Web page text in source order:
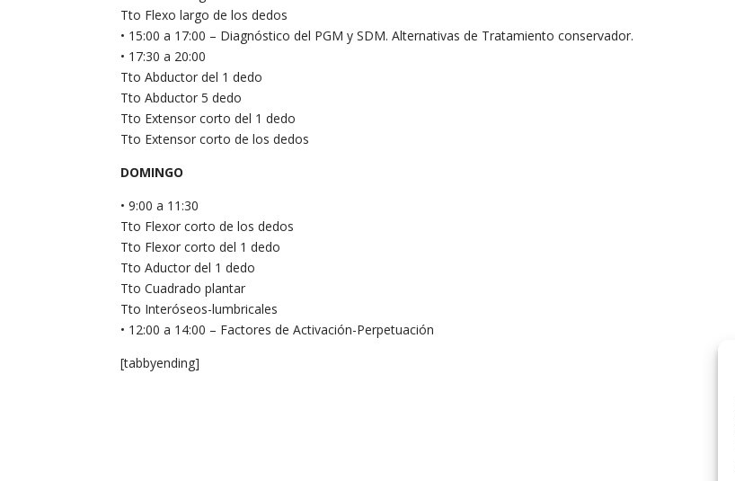
Tto Flexo largo de los dedos
• 15:00 a 17:00 – Diagnóstico del PGM y SDM. Alternativas de Tratamiento conservador.
• 17:30 a 20:00
Tto Abductor del 1 dedo
Tto Abductor 5 dedo
Tto Extensor corto del 1 dedo
Tto Extensor corto de los dedos
DOMINGO
• 9:00 a 11:30
Tto Flexor corto de los dedos
Tto Flexor corto del 1 dedo
Tto Aductor del 1 dedo
Tto Cuadrado plantar
Tto Interóseos-lumbricales
• 12:00 a 14:00 – Factores de Activación-Perpetuación
[tabbyending]